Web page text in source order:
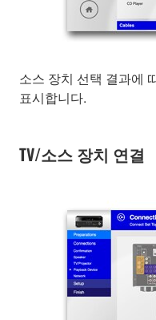
소스 장치 선택 결과에
표시합니다.
TV/소스 장치 연결